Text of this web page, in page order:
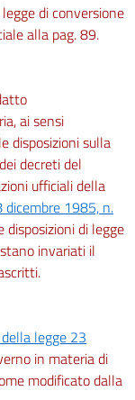
di conversione
alla pag. 89.
ai sensi
disposizioni sulla
decreti del
ufficiali della
dicembre 1985, n.
di legge
invariati il
legge 23
in materia di
modificato dalla